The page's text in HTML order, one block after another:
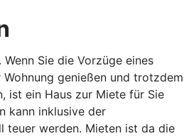
Sie die Vorzüge eines
Wohnung genießen und trotzdem
ist ein Haus zur Miete für Sie
kann inklusive der
teuer werden. Mieten ist da die